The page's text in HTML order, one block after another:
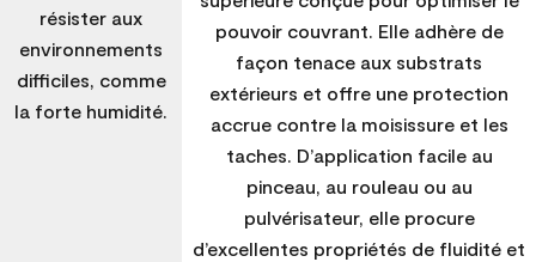
résister aux
environnements
difficiles, comme
la forte humidité.
pouvoir couvrant. Elle adhère de
façon tenace aux substrats
extérieurs et offre une protection
accrue contre la moisissure et les
taches. D’application facile au
pinceau, au rouleau ou au
pulvérisateur, elle procure
d’excellentes propriétés de fluidité et